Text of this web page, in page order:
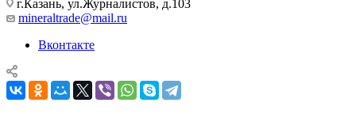
г.Казань, ул.Журналистов, д.103
mineraltrade@mail.ru
Вконтакте